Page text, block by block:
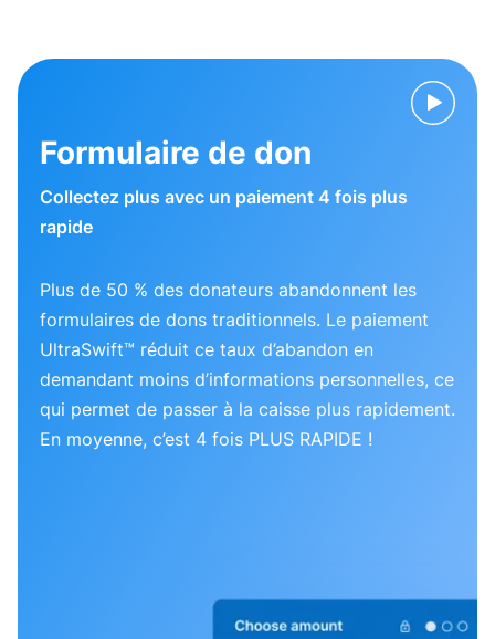
Formulaire de don
Collectez plus avec un paiement 4 fois plus
rapide
Plus de 50 % des donateurs abandonnent les
formulaires de dons traditionnels. Le paiement
UltraSwift™ réduit ce taux d’abandon en
demandant moins d’informations personnelles, ce
qui permet de passer à la caisse plus rapidement.
En moyenne, c’est 4 fois PLUS RAPIDE !